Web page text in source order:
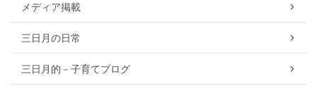
メディア掲載
三日月の日常
三日月的－子育てブログ